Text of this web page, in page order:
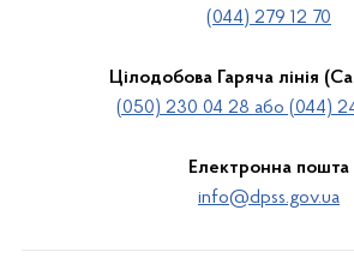
(044) 279 12 70
Цілодобова Гаряча лінія
(050) 230 04 28 або (044)
Електронна пошта
info@dpss.gov.ua